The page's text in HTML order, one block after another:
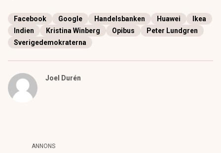
Facebook Google Handelsbanken Huawei
Ikea
Indien
Kristina Winberg Opibus
Peter Lundgren
Sverigedemokraterna
Joel Durén
ANNONS